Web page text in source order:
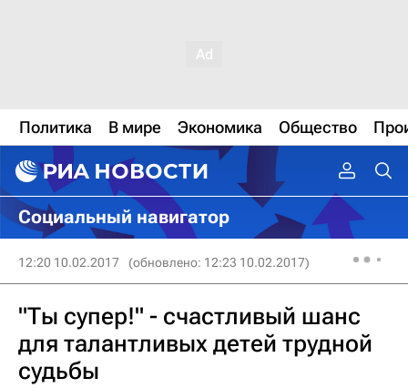
Политика В мире Экономика Общество
Социальный навигатор
12:20 10.02.2017 (обновлено: 12:23 10.02.2017)
"Ты супер!" - счастливый шанс
для талантливых детей трудной
судьбы